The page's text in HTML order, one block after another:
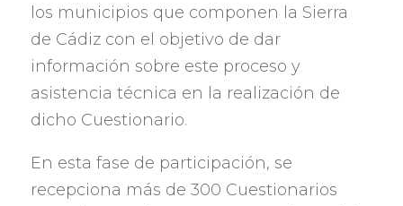
los municipios que componen la Sierra
de Cádiz con el objetivo de dar
información sobre este proceso y
asistencia técnica en la realización de
dicho Cuestionario.
En esta fase de participación, se
recepciona más de 300 Cuestionarios